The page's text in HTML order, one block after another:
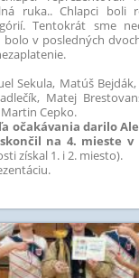
ruka.. Chlapci boli
Tentokrát sme
v posledných
Sekula, Matúš
Matej
Cepko.
očakávania darilo
na 4. mieste v
získal 1. i 2. miesto).